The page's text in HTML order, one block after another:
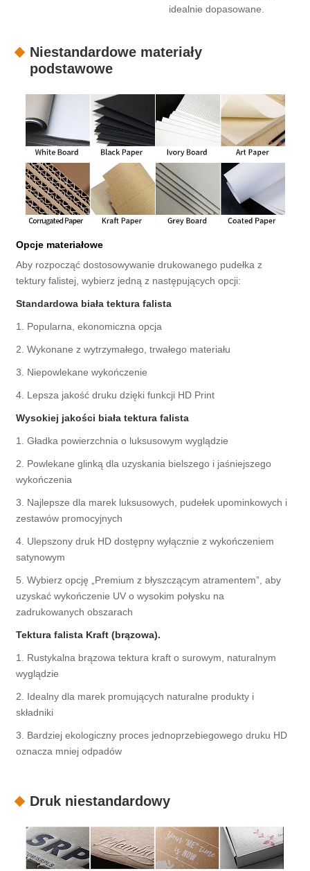
idealnie dopasowane.
Niestandardowe materiały
podstawowe
Opcje materiałowe
Aby rozpocząć dostosowywanie drukowanego pudełka z
tektury falistej, wybierz jedną z następujących opcji:
Standardowa biała tektura falista
1. Popularna, ekonomiczna opcja
2. Wykonane z wytrzymałego, trwałego materiału
3. Niepowlekane wykończenie
4. Lepsza jakość druku dzięki funkcji HD Print
Wysokiej jakości biała tektura falista
1. Gładka powierzchnia o luksusowym wyglądzie
2. Powlekane glinką dla uzyskania bielszego i jaśniejszego
wykończenia
3. Najlepsze dla marek luksusowych, pudełek upominkowych i
zestawów promocyjnych
4. Ulepszony druk HD dostępny wyłącznie z wykończeniem
satynowym
5. Wybierz opcję „Premium z błyszczącym atramentem”, aby
uzyskać wykończenie UV o wysokim połysku na
zadrukowanych obszarach
Tektura falista Kraft (brązowa).
1. Rustykalna brązowa tektura kraft o surowym, naturalnym
wyglądzie
2. Idealny dla marek promujących naturalne produkty i
składniki
3. Bardziej ekologiczny proces jednoprzebiegowego druku HD
oznacza mniej odpadów
Druk niestandardowy